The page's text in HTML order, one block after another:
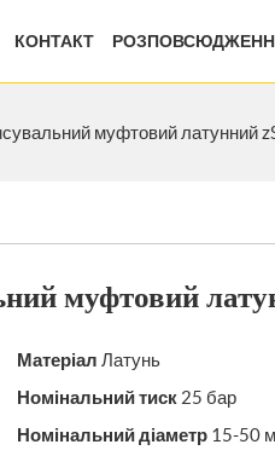
КОНТАКТ
муфтовий латунний
муфтовий
Матеріал Латунь
Номінальний тиск 25 бар
Номінальний діаметр 15-50